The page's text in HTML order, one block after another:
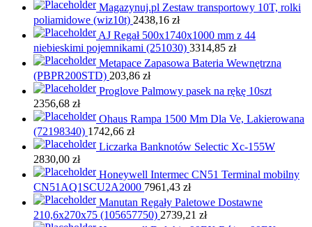
Magazynuj.pl Zestaw transportowy 10T, rolki
poliamidowe (wiz10t) 2438,16 zł
AJ Regał 500x1740x1000 mm z 44
niebieskimi pojemnikami (251030) 3314,85 zł
Metapace Zapasowa Bateria Wewnętrzna
(PBPR200STD) 203,86 zł
Proglove Palmowy pasek na rękę 10szt
2356,68 zł
Ohaus Rampa 1500 Mm Dla Ve, Lakierowana
(72198340) 1742,66 zł
Liczarka Banknotów Selectic Xc-155W
2830,00 zł
Honeywell Intermec CN51 Terminal mobilny
CN51AQ1SCU2A2000 7961,43 zł
Manutan Regały Paletowe Dostawne
210,6x270x75 (105657750) 2739,21 zł